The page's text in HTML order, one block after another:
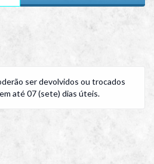
ser devolvidos ou trocados
até 07 (sete) dias úteis.